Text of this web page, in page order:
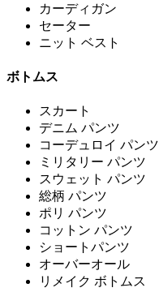
カーディガン
セーター
ニット ベスト
ボトムス
スカート
デニム パンツ
コーデュロイ パンツ
ミリタリー パンツ
スウェット パンツ
総柄 パンツ
ポリ パンツ
コットン パンツ
ショートパンツ
オーバーオール
リメイク ボトムス